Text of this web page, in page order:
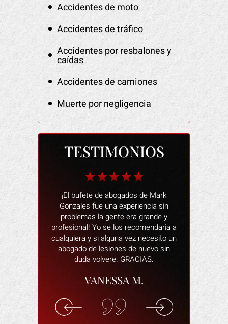
Accidentes de moto
Accidentes de tráfico
Accidentes por resbalones y
caídas
Accidentes de camiones
Muerte por negligencia
TESTIMONIOS
fantástico
dañado y
todo por mí.
los
¡El bufete de abogados de Mark
Gonzales fue una experiencia sin
problemas la gente era grande y
profesional! Yo se los recomendaria a
cualquiera y si alguna vez necesito un
abogado de lesiones de nuevo sin
duda volvere. GRACIAS.
VANESSA M.
Las
siempre
y
asegura
cómodo y